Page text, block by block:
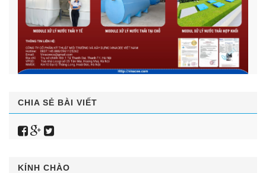
CHIA SẺ BÀI VIẾT
KÍNH CHÀO